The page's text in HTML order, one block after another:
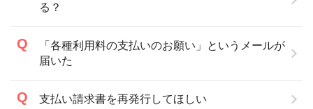
る？
「各種利用料の支払いのお願い」というメールが
届いた
支払い請求書を再発行してほしい